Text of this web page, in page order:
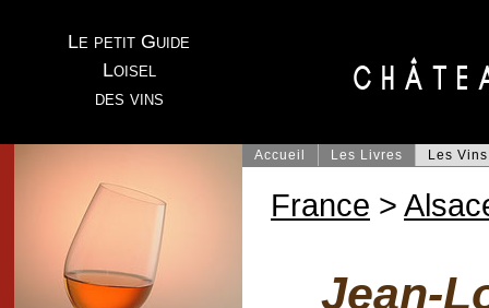
Le petit Guide
Loisel
des vins
Accueil Les Livres Les Vins
France >
Jean-